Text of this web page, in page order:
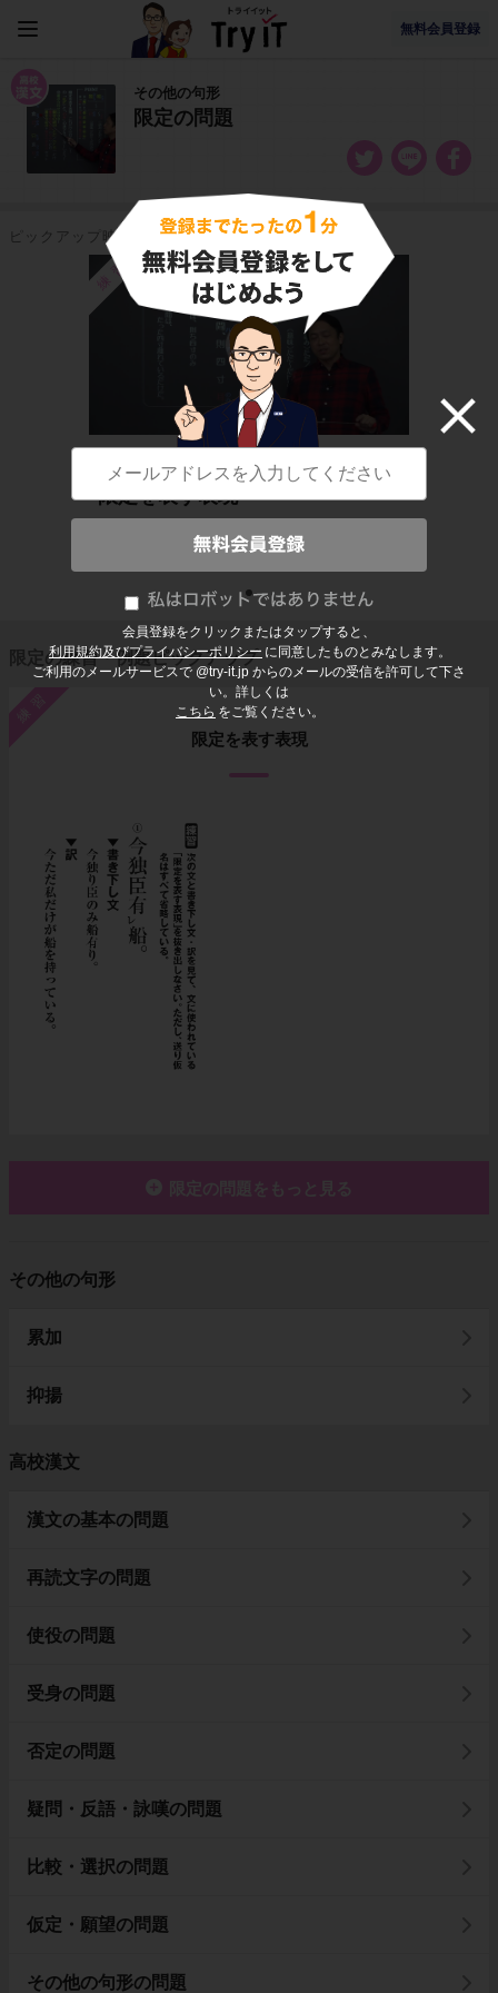
無料会員登録
会員登録をクリックまたはタップすると、
利用規約及びプライバシーポリシー に同意したものとみなします。
ご利用のメールサービスで @try-it.jp からのメールの受信を許可して下さ
い。詳しくは
こちら をご覧ください。
その他の句形
限定の問題
ピックアップ映像授業
練習
限定を表す表現
高校漢文
限定の練習・例題ピックアップ
練習
限定を表す表現
限定の問題をもっと見る
その他の句形
累加
抑揚
高校漢文
漢文の基本の問題
再読文字の問題
使役の問題
受身の問題
否定の問題
疑問・反語・詠嘆の問題
比較・選択の問題
仮定・願望の問題
その他の句形の問題